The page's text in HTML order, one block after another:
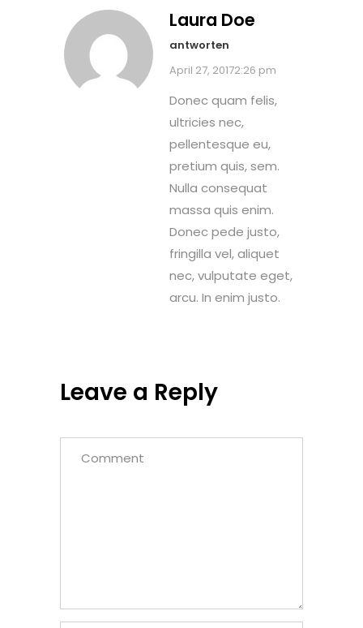
Laura Doe
antworten
April 27, 20172:26 pm
Donec quam felis,
ultricies nec,
pellentesque eu,
pretium quis, sem.
Nulla consequat
massa quis enim.
Donec pede justo,
fringilla vel, aliquet
nec, vulputate eget,
arcu. In enim justo.
Leave a Reply